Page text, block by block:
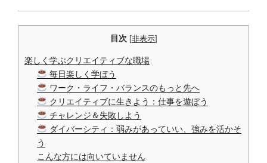
目次 [非表示]
楽しく学ぶクリエイティブな職場
毎日楽しく学ぼう
ワーク・ライフ・バランスのもっと先へ
クリエイティブに生きよう：仕事を遊ぼう
チャレンジ＆失敗しよう
ダイバーシティ：弱みがあっていい、強みを活かそ
う
こんな方には向いていません